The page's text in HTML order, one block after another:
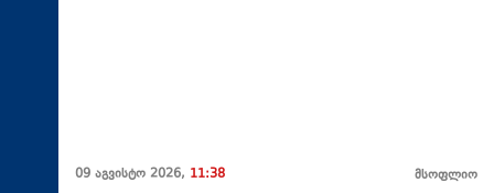
09 აგვისტო 2026, 11:38 მსოფლიო